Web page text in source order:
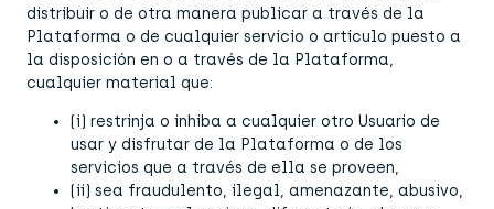
distribuir o de otra manera publicar a través de la
Plataforma o de cualquier servicio o artículo puesto a
la disposición en o a través de la Plataforma,
cualquier material que:
(i) restrinja o inhiba a cualquier otro Usuario de
usar y disfrutar de la Plataforma o de los
servicios que a través de ella se proveen,
(ii) sea fraudulento, ilegal, amenazante, abusivo,